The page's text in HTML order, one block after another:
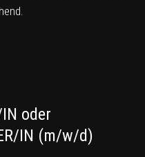
IN oder
IN (m/w/d)